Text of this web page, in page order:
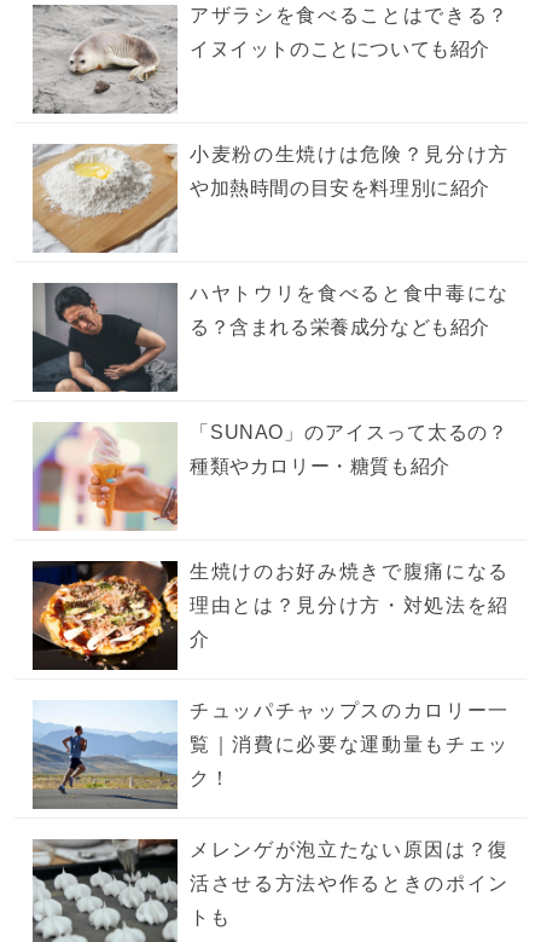
アザラシを食べることはできる？
イヌイットのことについても紹介
小麦粉の生焼けは危険？見分け方
や加熱時間の目安を料理別に紹介
ハヤトウリを食べると食中毒にな
る？含まれる栄養成分なども紹介
「SUNAO」のアイスって太るの？
種類やカロリー・糖質も紹介
生焼けのお好み焼きで腹痛になる
理由とは？見分け方・対処法を紹
介
チュッパチャップスのカロリー一
覧｜消費に必要な運動量もチェッ
ク！
メレンゲが泡立たない原因は？復
活させる方法や作るときのポイン
トも